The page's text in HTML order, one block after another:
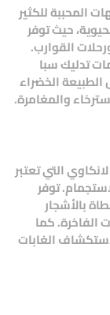
المحببة للكثير
حيث توفر
القوارب.
تدليك سبا
الخضراء
والمغامرة.
لانكاويالتي تعتبر
توفر
بالأشجار
الفاخرة. كما
الغابات